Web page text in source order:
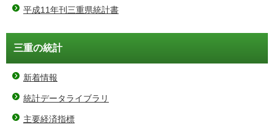
平成11年刊三重県統計書
三重の統計
新着情報
統計データライブラリ
主要経済指標